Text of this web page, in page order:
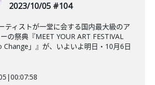
2023/10/05 #104
ティストが一堂に会する国内最大級のア
の祭典『MEET YOUR ART FESTIVAL
」』が、いよいよ明日・10月6日
|00:07:58